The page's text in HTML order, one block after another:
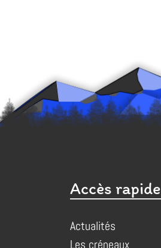
Accès rapide
Actualités
Les créneaux